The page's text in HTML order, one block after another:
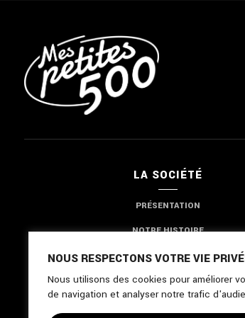
NOUS RESPECTONS VOTRE VIE
Nous utilisons des cookies pour améliorer
de navigation et analyser notre trafic
LA SOCIÉTÉ
PRÉSENTATION
NOTRE HISTOIRE
NOTRE EXPERTISE
NOUS CONTACTER